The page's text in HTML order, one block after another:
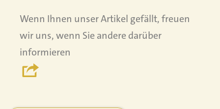
Wenn Ihnen unser Artikel gefällt, freuen
wir uns, wenn Sie andere darüber
informieren